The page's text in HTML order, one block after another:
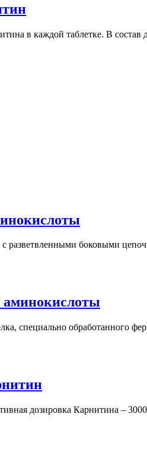
в каждой таблетке. В состав
разветвленными боковыми
аминокислоты
специально обработанного
дозировка Карнитина –